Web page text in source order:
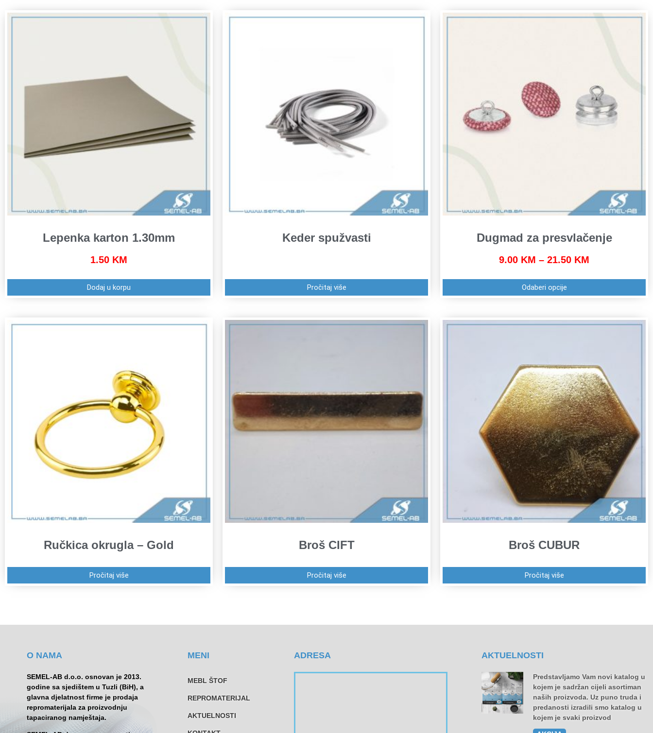
Lepenka karton 1.30mm
1.50 KM
Dodaj u korpu
Keder spužvasti
Pročitaj više
Dugmad za presvlačenje
9.00 KM – 21.50 KM
Odaberi opcije
Ručkica okrugla – Gold
Pročitaj više
Broš CIFT
Pročitaj više
Broš CUBUR
Pročitaj više
O NAMA
SEMEL-AB d.o.o. osnovan je 2013.
godine sa sjedištem u Tuzli (BiH), a
glavna djelatnost firme je prodaja
repromaterijala za proizvodnju
tapaciranog namještaja.
MENI
MEBL ŠTOF
REPROMATERIJAL
AKTUELNOSTI
ADRESA AKTUELNOSTI
Predstavljamo Vam novi katalog u
kojem je sadržan cijeli asortiman
naših proizvoda. Uz puno truda i
predanosti izradili smo katalog u
kojem je svaki proizvod